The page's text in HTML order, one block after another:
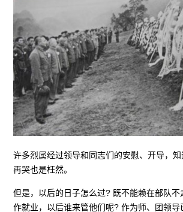
许多烈属经过领导和同志们的安慰、开导，知
再哭也是枉然。
但是，以后的日子怎么过? 既不能赖在部队不
作就业，以后谁来管他们呢? 作为师、团领导